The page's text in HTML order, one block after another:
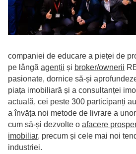
companiei de educare a pieței de
pe lângă agenții și broker/ownerii
pasionate, dornice să-și
piața imobiliară și a consultanței
actuală, cei peste 300 participanți
a învăța noi metode de livrare a
cum să-și dezvolte o afacere
imobiliar, precum și cele mai noi
industriei.